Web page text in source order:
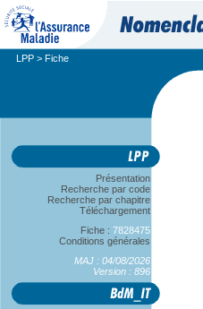
LPP > Fiche
Présentation
Recherche par code
Recherche par chapitre
Téléchargement
Fiche : 7828475
Conditions générales
MAJ : 04/08/2026
Version : 896